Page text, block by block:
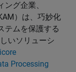
グ企業、
）は、巧妙化
テムを保護する
いソリューシ
Processing